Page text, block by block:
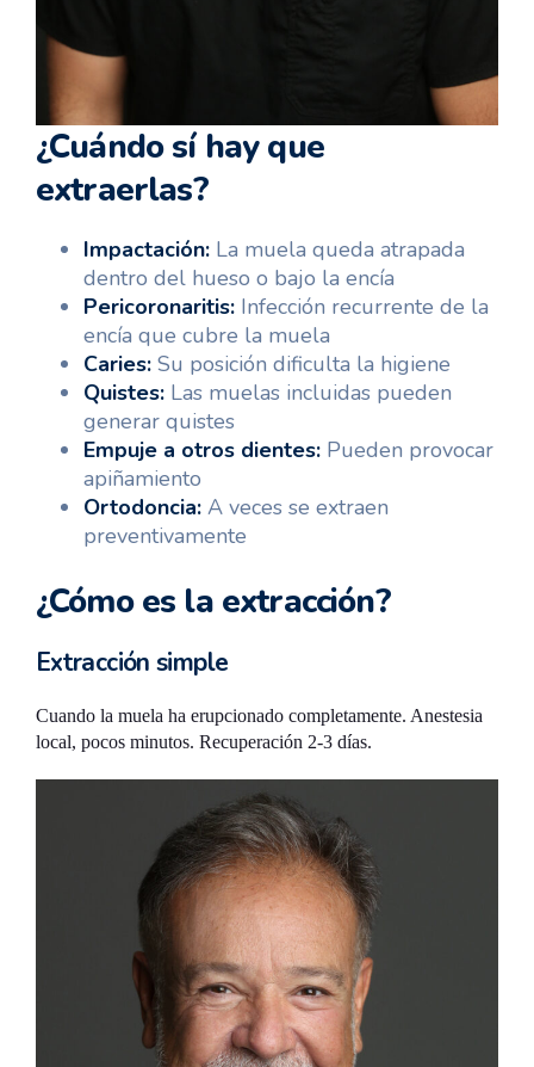
¿Cuándo sí hay que
extraerlas?
Impactación: La muela queda atrapada
dentro del hueso o bajo la encía
Pericoronaritis: Infección recurrente de la
encía que cubre la muela
Caries: Su posición dificulta la higiene
Quistes: Las muelas incluidas pueden
generar quistes
Empuje a otros dientes: Pueden provocar
apiñamiento
Ortodoncia: A veces se extraen
preventivamente
¿Cómo es la extracción?
Extracción simple
Cuando la muela ha erupcionado completamente. Anestesia
local, pocos minutos. Recuperación 2-3 días.